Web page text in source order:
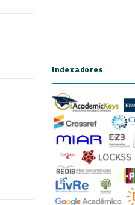
Indexadores